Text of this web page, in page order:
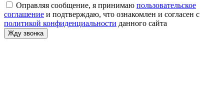
Оправляя сообщение, я принимаю пользовательское
соглашение и подтверждаю, что ознакомлен и согласен с
политикой конфиденциальности данного сайта